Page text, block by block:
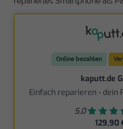
Online bezahlen
kaputt.de
Einfach reparieren - dein
5,0
129,90